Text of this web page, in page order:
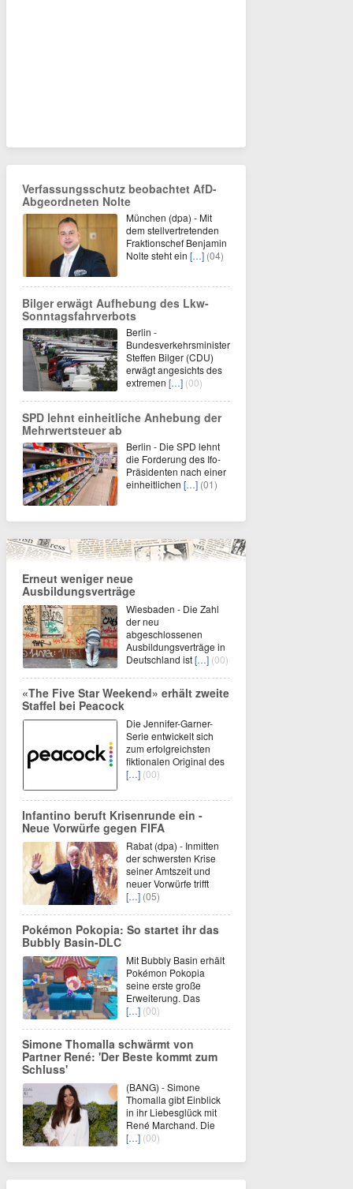
Verfassungsschutz beobachtet AfD-
Abgeordneten Nolte
München (dpa) - Mit
dem stellvertretenden
Fraktionschef Benjamin
Nolte steht ein […] (04)
Bilger erwägt Aufhebung des Lkw-
Sonntagsfahrverbots
Berlin -
Bundesverkehrsminister
Steffen Bilger (CDU)
erwägt angesichts des
extremen […] (00)
SPD lehnt einheitliche Anhebung der
Mehrwertsteuer ab
Berlin - Die SPD lehnt
die Forderung des Ifo-
Präsidenten nach einer
einheitlichen […] (01)
Erneut weniger neue
Ausbildungsverträge
Wiesbaden - Die Zahl
der neu
abgeschlossenen
Ausbildungsverträge in
Deutschland ist[…] (00)
«The Five Star Weekend» erhält zweite
Staffel bei Peacock
Die Jennifer-Garner-
Serie entwickelt sich
zum erfolgreichsten
fiktionalen Original des
[…] (00)
Infantino beruft Krisenrunde ein -
Neue Vorwürfe gegen FIFA
Rabat (dpa) - Inmitten
der schwersten Krise
seiner Amtszeit und
neuer Vorwürfe trifft
[…] (05)
Pokémon Pokopia: So startet ihr das
Bubbly Basin-DLC
Mit Bubbly Basin erhält
Pokémon Pokopia
seine erste große
Erweiterung. Das
[…] (00)
Simone Thomalla schwärmt von
Partner René: 'Der Beste kommt zum
Schluss'
(BANG) - Simone
Thomalla gibt Einblick
in ihr Liebesglück mit
René Marchand. Die
[…] (00)